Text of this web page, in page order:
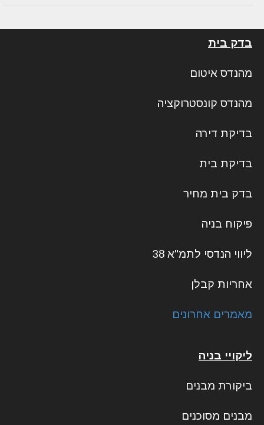
בדק בית
מהנדס איטום
מהנדס קונסטרוקציה
בדיקת דירה
בדיקת בית
בדק בית מחיר
פיקוח בניה
ליווי הנדסי לתמ"א 38
אחריות קבלן
מאמרים אחרונים
ליקויי בניה
ביקורת מבנים
מבנים מסוכנים